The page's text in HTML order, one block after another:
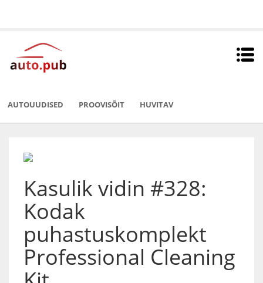
AUTOUUDISED PROOVISÕIT HUVITAV
Kasulik vidin #328:
Kodak
puhastuskomplekt
Professional Cleaning